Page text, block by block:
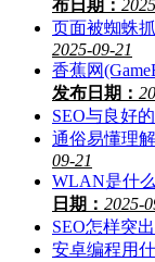
布日期：
页面被蜘蛛
2025-09-21
香蕉网
发布日期：
SEO与良好
通俗易懂理
09-21
WLAN是什
日期： 2025-
SEO怎样突
安卓编程用